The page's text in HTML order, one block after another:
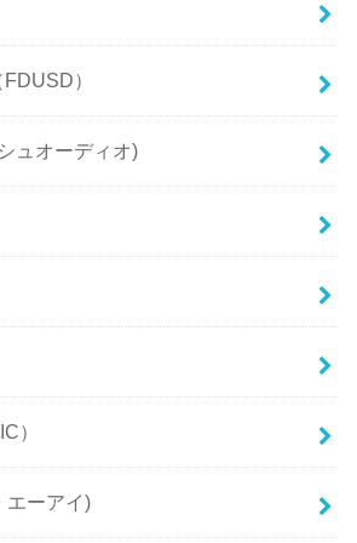
）
ュオーディオ)
）
エーアイ)